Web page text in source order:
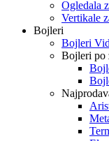
Ogledala
Vertikale
Bojleri
Bojleri
Bojleri po